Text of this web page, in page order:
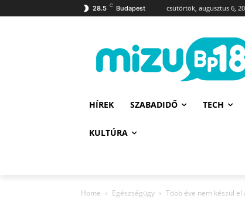
28.5 C Budapest csütörtök, augusztus 6,
HÍREK SZABADIDŐ TECH
KULTÚRA
Home Egészségügy Több éve nem készül